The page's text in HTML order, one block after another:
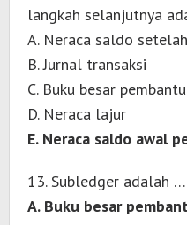
langkah selanjutnya
A. Neraca saldo
B. Jurnal transaksi
C. Buku besar pembantu
D. Neraca lajur
E. Neraca saldo awal
13. Subledger adalah
A. Buku besar